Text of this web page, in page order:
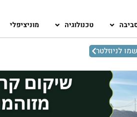
טכנולוגיה מוניציפלי
לניוזלטר